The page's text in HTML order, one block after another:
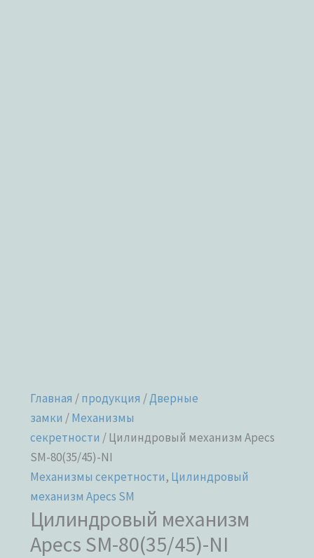
Главная /продукция /Дверные
замки /Механизмы
секретности / Цилиндровый механизм Apecs
SM-80(35/45)-NI
Механизмы секретности, Цилиндровый
механизм Apecs SM
Цилиндровый механизм
Apecs SM-80(35/45)-NI